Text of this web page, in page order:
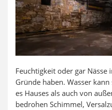
Video-Türsprechanlage
Feuchtigkeit oder gar Nässe
Gründe haben. Wasser
es Hauses als auch von
bedrohen Schimmel,